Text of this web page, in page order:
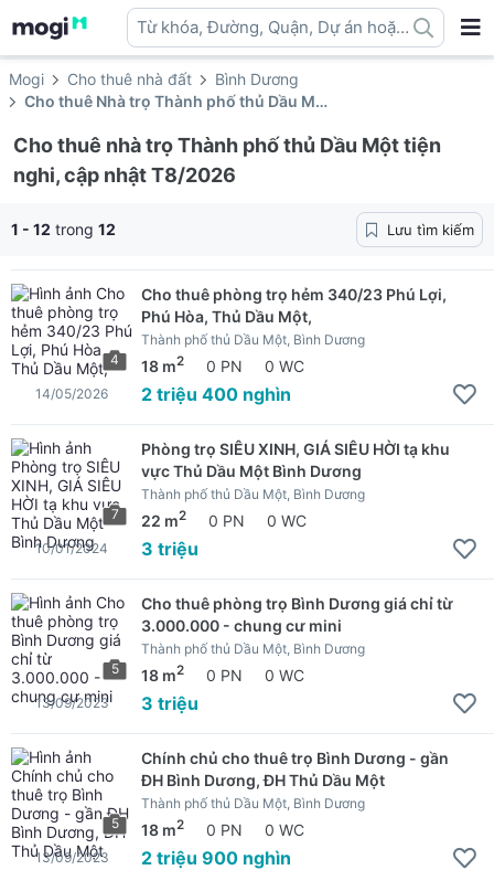
Từ khóa, Đường, Quận, Dự án hoặc
địa danh ...
Mogi Cho thuê nhà đất
Bình Dương
Cho thuê Nhà trọ Thành phố thủ Dầu Một
Cho thuê nhà trọ Thành phố thủ Dầu Một tiện
nghi, cập nhật T8/2026
1 - 12 trong 12 Lưu tìm kiếm
4
Cho thuê phòng trọ hẻm 340/23 Phú Lợi,
Phú Hòa, Thủ Dầu Một,
Thành phố thủ Dầu Một, Bình Dương
18 m2 0 PN 0 WC
2 triệu 400 nghìn
14/05/2026
7
Phòng trọ SIÊU XINH, GIÁ SIÊU HỜI tạ khu
vực Thủ Dầu Một Bình Dương
Thành phố thủ Dầu Một, Bình Dương
22 m2 0 PN 0 WC
3 triệu
10/01/2024
5
Cho thuê phòng trọ Bình Dương giá chỉ từ
3.000.000 - chung cư mini
Thành phố thủ Dầu Một, Bình Dương
18 m2 0 PN 0 WC
3 triệu
13/09/2023
5
Chính chủ cho thuê trọ Bình Dương - gần
ĐH Bình Dương, ĐH Thủ Dầu Một
Thành phố thủ Dầu Một, Bình Dương
18 m2 0 PN 0 WC
2 triệu 900 nghìn
13/09/2023